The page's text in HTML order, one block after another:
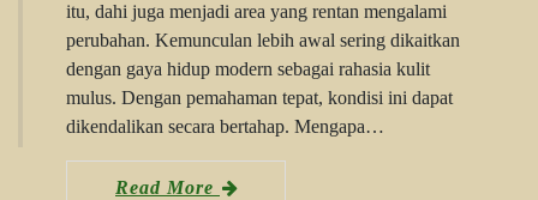
itu, dahi juga menjadi area yang rentan mengalami
perubahan. Kemunculan lebih awal sering dikaitkan
dengan gaya hidup modern sebagai rahasia kulit
mulus. Dengan pemahaman tepat, kondisi ini dapat
dikendalikan secara bertahap. Mengapa…
Read More